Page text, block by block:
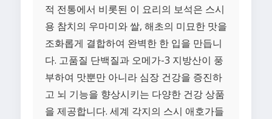
적 전통에서 비롯된 이 요리의 보석은 스시
용 참치의 우마미와 쌀, 해초의 미묘한 맛을
조화롭게 결합하여 완벽한 한 입을 만듭니
다. 고품질 단백질과 오메가-3 지방산이 풍
부하여 맛뿐만 아니라 심장 건강을 증진하
고 뇌 기능을 향상시키는 다양한 건강 상품
을 제공합니다. 세계 각지의 스시 애호가들